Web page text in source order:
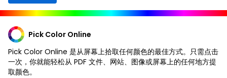
Pick Color Online
Pick Color Online 是从屏幕上拾取任何颜色的最佳方式。只需点击
一次，你就能轻松从 PDF 文件、网站、图像或屏幕上的任何地方提
取颜色。